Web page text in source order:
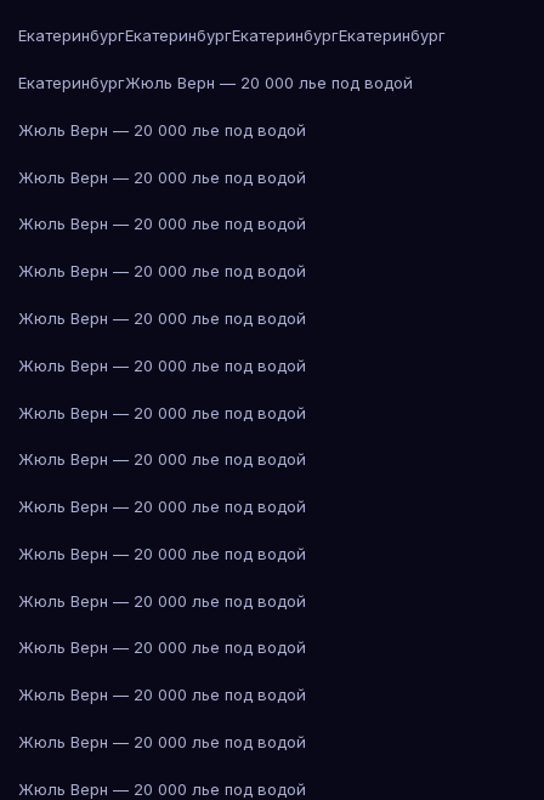
ЕкатеринбургЕкатеринбургЕкатеринбургЕкатеринбург
ЕкатеринбургЖюль Верн — 20 000 лье под водой
Жюль Верн — 20 000 лье под водой
Жюль Верн — 20 000 лье под водой
Жюль Верн — 20 000 лье под водой
Жюль Верн — 20 000 лье под водой
Жюль Верн — 20 000 лье под водой
Жюль Верн — 20 000 лье под водой
Жюль Верн — 20 000 лье под водой
Жюль Верн — 20 000 лье под водой
Жюль Верн — 20 000 лье под водой
Жюль Верн — 20 000 лье под водой
Жюль Верн — 20 000 лье под водой
Жюль Верн — 20 000 лье под водой
Жюль Верн — 20 000 лье под водой
Жюль Верн — 20 000 лье под водой
Жюль Верн — 20 000 лье под водой